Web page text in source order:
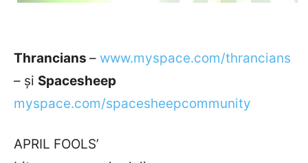
Thrancians – www.myspace.com/thrancians
– şi Spacesheep
myspace.com/spacesheepcommunity
APRIL FOOLS’